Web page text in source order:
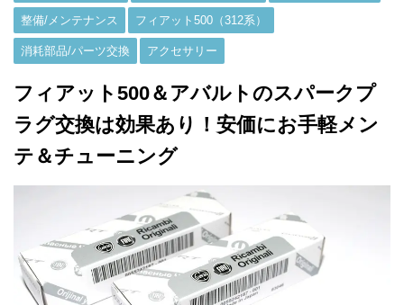
整備/メンテナンス フィアット500（312系）
消耗部品/パーツ交換 アクセサリー
フィアット500＆アバルトのスパークプ
ラグ交換は効果あり！安価にお手軽メン
テ＆チューニング